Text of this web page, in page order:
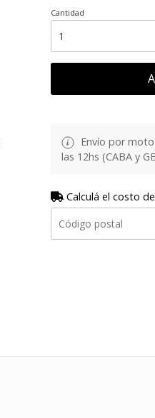
Cantidad
Envío por
las 12hs (CABA y
Calculá el costo